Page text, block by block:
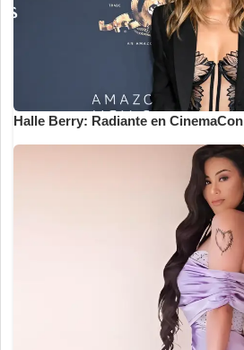
Halle Berry: Radiante en CinemaCon